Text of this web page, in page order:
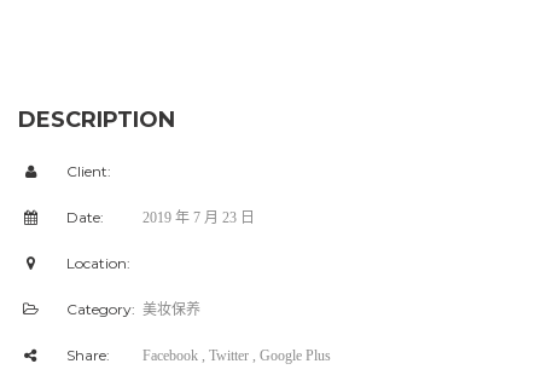
DESCRIPTION
Client:
Date: 2019 年 7 月 23 日
Location:
Category: 美妆保养
Share: Facebook , Twitter , Google Plus